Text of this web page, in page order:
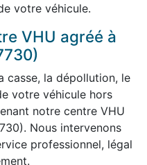
votre véhicule.
VHU agréé à
casse, la dépollution, le
votre véhicule hors
notre centre VHU
Nous intervenons
professionnel, légal